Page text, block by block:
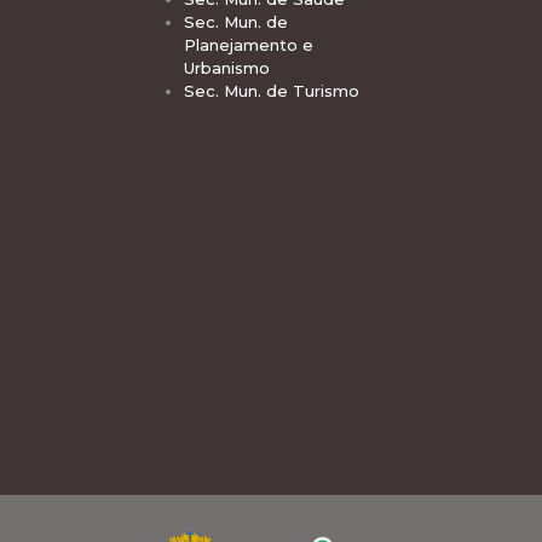
Sec. Mun. de
Planejamento e
Urbanismo
Sec. Mun. de Turismo